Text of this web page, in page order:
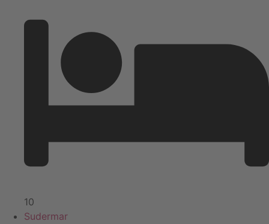
10
Sudermar